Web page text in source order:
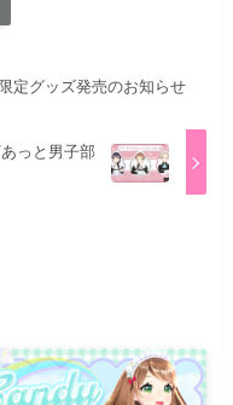
定グッズ発売のお知らせ
っと男子部